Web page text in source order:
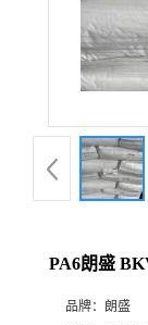
品
厅
PA6朗盛
品牌：
朗盛